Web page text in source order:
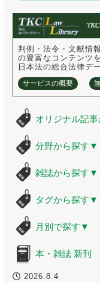
判例・法令・文献情
の豊富なコンテンツ
日本法の総合法律デ
サービスの概要
オリジナル記
分野から探す ▼
雑誌から探す ▼
タグから探す ▼
月別で探す ▼
本・雑誌 新刊
2026.8.4